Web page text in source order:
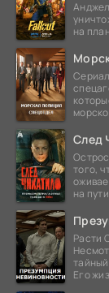
на
След
того,
на
Расти
Его